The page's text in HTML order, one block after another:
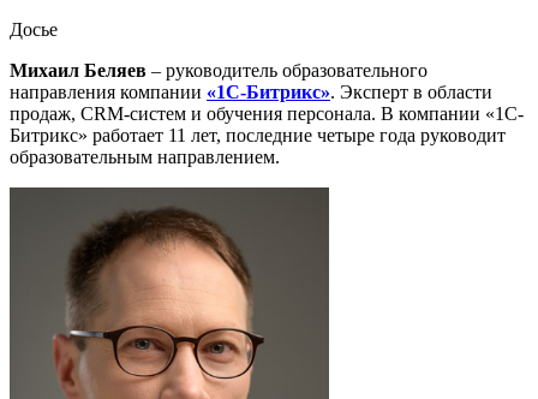
Досье
Михаил Беляев – руководитель образовательного
направления компании «1С-Битрикс». Эксперт в области
продаж, CRM-систем и обучения персонала. В компании «1С-
Битрикс» работает 11 лет, последние четыре года руководит
образовательным направлением.